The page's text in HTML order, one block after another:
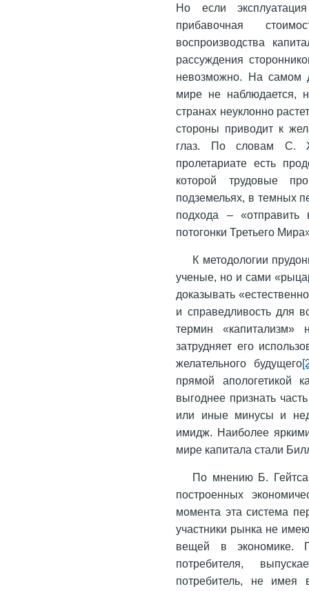
Но если
прибавочная
воспроизводства
рассуждения
невозможно. На самом
мире не наблюдается,
странах неуклонно
стороны приводит к
глаз. По словам С.
пролетариате есть
которой трудовые
подземельях, в темных
подхода –
потогонки Третьего
К методологии
ученые, но и сами
доказывать
и справедливость для
термин «капитализм»
затрудняет его
желательного будущего
прямой апологетикой
выгоднее признать
или иные минусы и
имидж. Наиболее
мире капитала стали
По мнению Б.
построенных
момента эта система
участники рынка не
вещей в экономике.
потребителя,
потребитель, не имея